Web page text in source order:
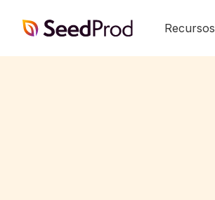
SeedProd Recursos